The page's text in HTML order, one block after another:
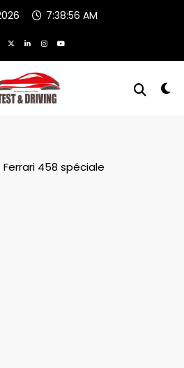
7:38:56 AM
Ferrari 458 spéciale